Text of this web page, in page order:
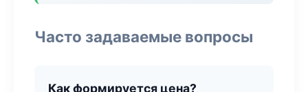
Часто задаваемые вопросы
Как формируется цена?